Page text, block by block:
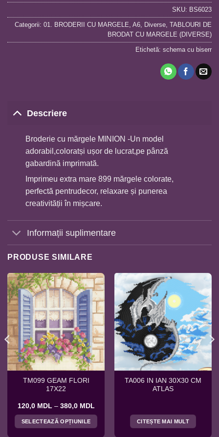
SKU: BS6023
Categorii: 01. BRODERII CU MARGELE, A6, Diverse, TABLOURI DE
BRODAT CU MARGELE (DIVERSE)
Etichetă: schema cu biserr
Descriere
Broderie cu mărgele MINION -Un model
adorabil,coloratși ușor de lucrat,pe pânză
gabardină imprimată.
Imprimeu extra mare 899 mărgele colorate,
perfectă pentrudecor, relaxare și punerea
creativității în mișcare.
Informații suplimentare
PRODUSE SIMILARE
TM099 GEAM FLORI
17X22
120,0 MDL – 380,0 MDLInterval
prețuri:
120,0 MDL
SELECTEAZĂ OPȚIUNILE
TA006 IN IAN 30X30 CM
ATLAS
CITEȘTE MAI MULT
MDL